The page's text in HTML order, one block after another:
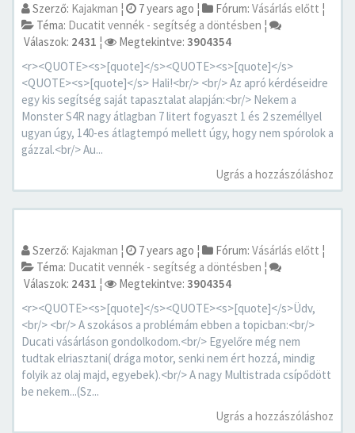
Szerző: Kajakman ¦ 7 years ago ¦ Fórum: Vásárlás előtt ¦
Téma: Ducatit vennék - segítség a döntésben ¦
Válaszok: 2431 ¦ Megtekintve: 3904354
<r><QUOTE><s>[quote]</s><QUOTE><s>[quote]</s>
<QUOTE><s>[quote]</s> Hali!<br/> <br/> Az apró kérdéseidre
egy kis segítség saját tapasztalat alapján:<br/> Nekem a
Monster S4R nagy átlagban 7 litert fogyaszt 1 és 2 személlyel
ugyan úgy, 140-es átlagtempó mellett úgy, hogy nem spórolok a
gázzal.<br/> Au...
Ugrás a hozzászóláshoz
Szerző: Kajakman ¦ 7 years ago ¦ Fórum: Vásárlás előtt ¦
Téma: Ducatit vennék - segítség a döntésben ¦
Válaszok: 2431 ¦ Megtekintve: 3904354
<r><QUOTE><s>[quote]</s><QUOTE><s>[quote]</s>Üdv,
<br/> <br/> A szokásos a problémám ebben a topicban:<br/>
Ducati vásárláson gondolkodom.<br/> Egyelőre még nem
tudtak elriasztani( drága motor, senki nem ért hozzá, mindig
folyik az olaj majd, egyebek).<br/> A nagy Multistrada csípődött
be nekem...(Sz...
Ugrás a hozzászóláshoz